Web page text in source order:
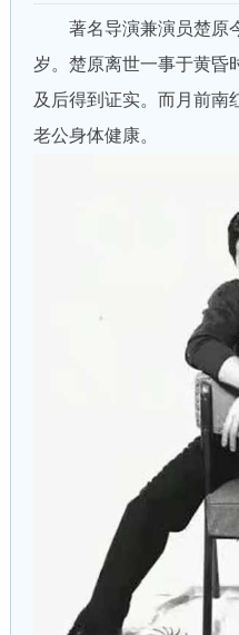
著名导演兼演员楚原今
岁。楚原离世一事于黄昏
及后得到证实。而月前南
老公身体健康。